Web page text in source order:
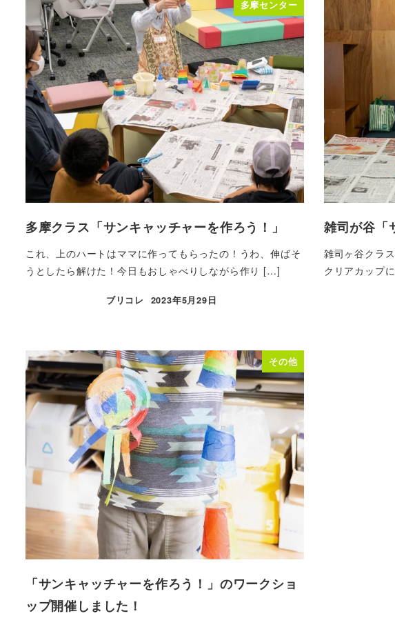
多摩センター
多摩クラス「サンキャッチャーを作ろう！」
これ、上のハートはママに作ってもらったの！うわ、伸ばそ
うとしたら解けた！今日もおしゃべりしながら作り […]
ブリコレ
投稿日
2023年5月29日
雑司が谷「
雑司ヶ谷クラ
クリアカップ
その他
「サンキャッチャーを作ろう！」のワークショ
ップ開催しました！